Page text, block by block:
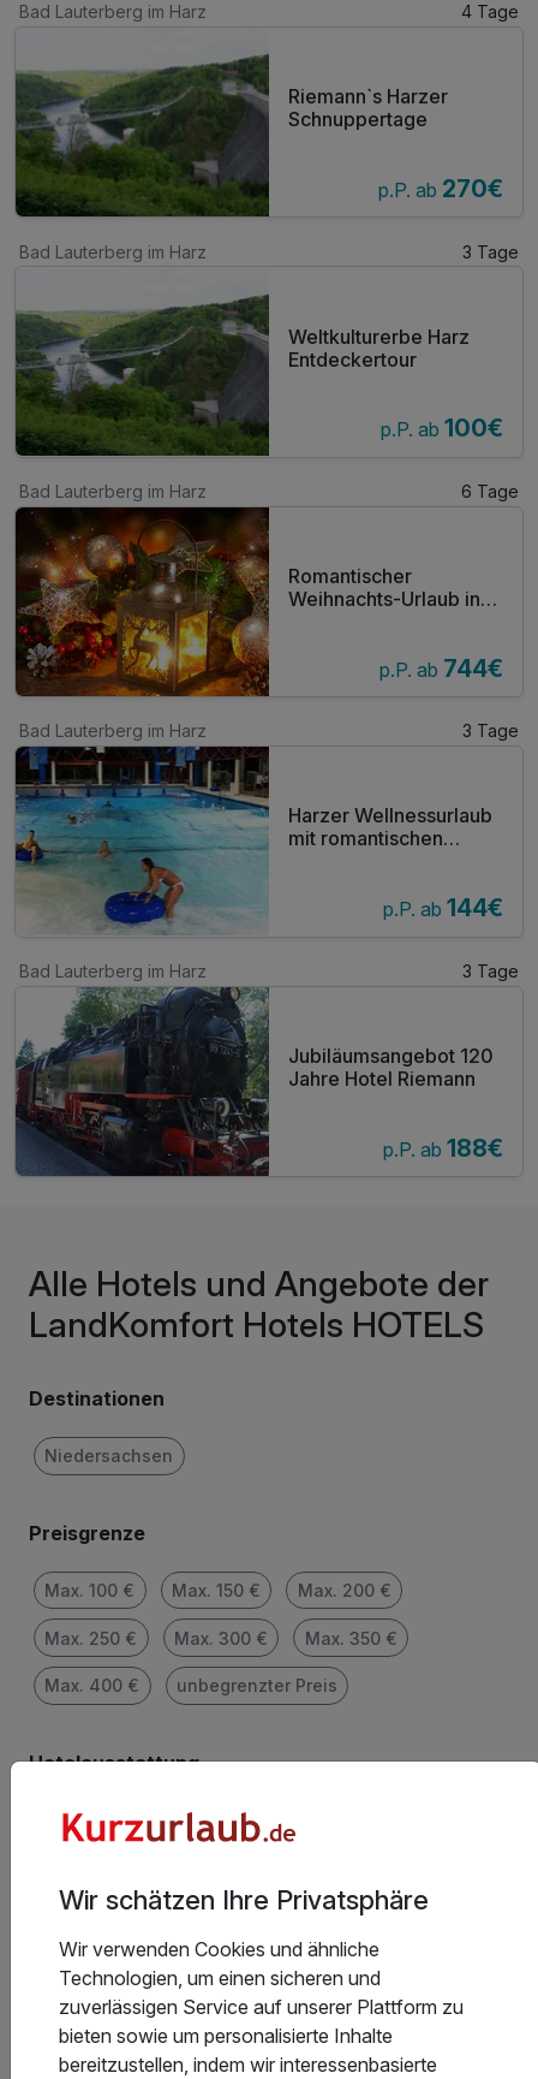
Bad Lauterberg im Harz 4 Tage
Riemann`s Harzer
Schnuppertage
p.P. ab 270€
Bad Lauterberg im Harz 3 Tage
Weltkulturerbe Harz
Entdeckertour
p.P. ab 100€
Bad Lauterberg im Harz 6 Tage
Romantischer
Weihnachts-Urlaub in
p.P. ab 744€
Bad Lauterberg im Harz 3 Tage
Harzer Wellnessurlaub
mit romantischen
p.P. ab 144€
Bad Lauterberg im Harz 3 Tage
Jubiläumsangebot 120
Jahre Hotel Riemann
p.P. ab 188€
Alle Hotels und Angebote der
LandKomfort Hotels HOTELS
Destinationen
Niedersachsen
Preisgrenze
Max. 100 € Max. 150 € Max. 200 €
Max. 250 € Max. 300 € Max. 350 €
Max. 400 € unbegrenzter Preis
Hotelausstattung
Beauty & SPA Sauna / Dampfbad
Nichtraucherhotel Aufzug
Freizeiteinrichtungen Hunde erlaubt
E-Ladestation Gastronomie im Hotel
Wir schätzen Ihre Privatsphäre
Wir verwenden Cookies und ähnliche
Technologien, um einen sicheren und
zuverlässigen Service auf unserer Plattform zu
bieten sowie um personalisierte Inhalte
bereitzustellen, indem wir interessenbasierte